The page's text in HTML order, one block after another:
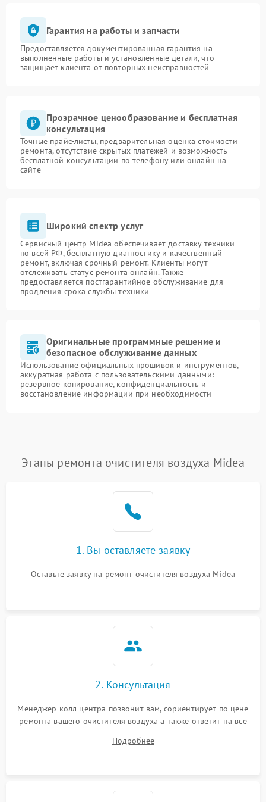
Гарантия на работы и запчасти
Предоставляется документированная гарантия на
выполненные работы и установленные детали, что
защищает клиента от повторных неисправностей
Прозрачное ценообразование и бесплатная
консультация
Точные прайс-листы, предварительная оценка стоимости
ремонта, отсутствие скрытых платежей и возможность
бесплатной консультации по телефону или онлайн на
сайте
Широкий спектр услуг
Сервисный центр Midea обеспечивает доставку техники
по всей РФ, бесплатную диагностику и качественный
ремонт, включая срочный ремонт. Клиенты могут
отслеживать статус ремонта онлайн. Также
предоставляется постгарантийное обслуживание для
продления срока службы техники
Оригинальные программные решение и
безопасное обслуживание данных
Использование официальных прошивок и инструментов,
аккуратная работа с пользовательскими данными:
резервное копирование, конфиденциальность и
восстановление информации при необходимости
Этапы ремонта очистителя воздуха Midea
1. Вы оставляете заявку
Оставьте заявку на ремонт очистителя воздуха Midea
2. Консультация
Менеджер колл центра позвонит вам, сориентирует по цене
ремонта вашего очистителя воздуха а также ответит на все
Подробнее